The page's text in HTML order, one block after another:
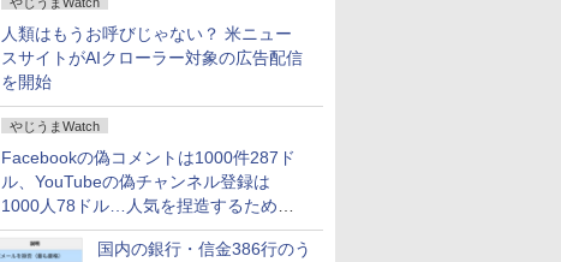
どいい【ぼっち・ざ・ろー
ど！その14】
人類はもうお呼びじゃない？ 米ニュー
スサイトがAIクローラー対象の広告配信
を開始
やじうまWatch
Facebookの偽コメントは1000件287ド
ル、YouTubeの偽チャンネル登録は
1000人78ドル…人気を捏造するための
価格リストが公開中
国内の銀行・信金386行のう